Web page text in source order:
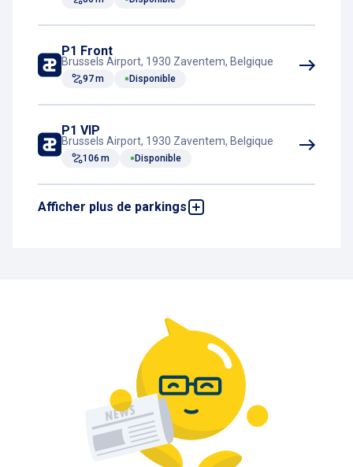
P1 Front
Brussels Airport, 1930 Zaventem, Belgique
97 m Disponible
P1 VIP
Brussels Airport, 1930 Zaventem, Belgique
106 m Disponible
Afficher plus de parkings
P Lock
Disponible